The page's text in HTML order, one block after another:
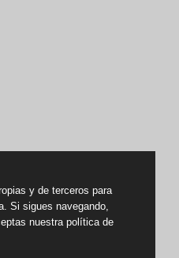
y de terceros para
Si sigues navegando,
nuestra política de